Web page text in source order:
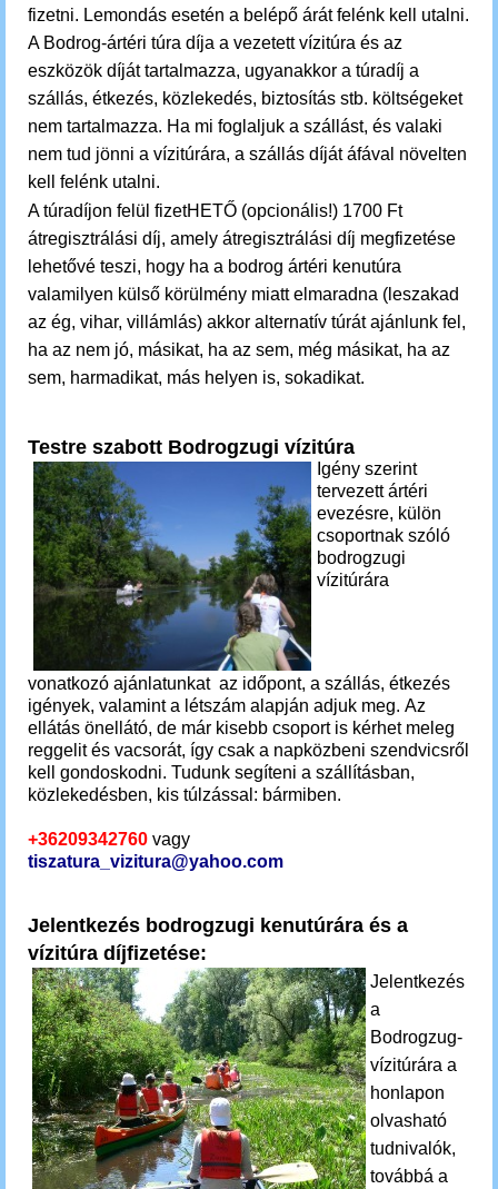
fizetni. Lemondás esetén a belépő árát felénk kell utalni.
A Bodrog-ártéri túra díja a vezetett vízitúra és az
eszközök díját tartalmazza, ugyanakkor a túradíj a
szállás, étkezés, közlekedés, biztosítás stb. költségeket
nem tartalmazza. Ha mi foglaljuk a szállást, és valaki
nem tud jönni a vízitúrára, a szállás díját áfával növelten
kell felénk utalni.
A túradíjon felül fizetHETŐ (opcionális!) 1700 Ft
átregisztrálási díj, amely átregisztrálási díj megfizetése
lehetővé teszi, hogy ha a bodrog ártéri kenutúra
valamilyen külső körülmény miatt elmaradna (leszakad
az ég, vihar, villámlás) akkor alternatív túrát ajánlunk fel,
ha az nem jó, másikat, ha az sem, még másikat, ha az
sem, harmadikat, más helyen is, sokadikat.
Testre szabott Bodrogzugi vízitúra
Igény szerint
tervezett ártéri
evezésre, külön
csoportnak szóló
bodrogzugi
vízitúrára
vonatkozó ajánlatunkat az időpont, a szállás, étkezés
igények, valamint a létszám alapján adjuk meg. Az
ellátás önellátó, de már kisebb csoport is kérhet meleg
reggelit és vacsorát, így csak a napközbeni szendvicsről
kell gondoskodni. Tudunk segíteni a szállításban,
közlekedésben, kis túlzással: bármiben.
+36209342760 vagy
tiszatura_vizitura@yahoo.com
Jelentkezés bodrogzugi kenutúrára és a
vízitúra díjfizetése:
Jelentkezés
a
Bodrogzug-
vízitúrára a
honlapon
olvasható
tudnivalók,
továbbá a